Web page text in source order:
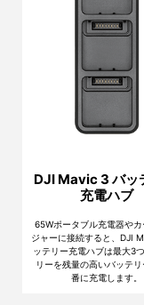
DJI Mavic 3 バッ
充電ハブ
65Wポータブル充電器やカ
ジャーに接続すると、DJI
ッテリー充電ハブは最大3
リーを残量の高いバッテ
番に充電します。